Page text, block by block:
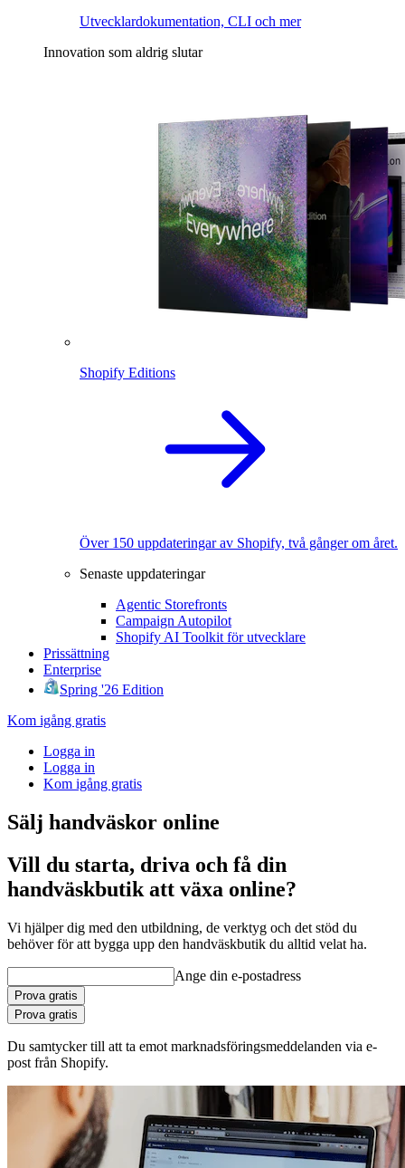
Utvecklardokumentation, CLI och mer
Innovation som aldrig slutar
Shopify Editions
Över 150 uppdateringar av Shopify, två gånger om året.
Senaste uppdateringar
Agentic Storefronts
Campaign Autopilot
Shopify AI Toolkit för utvecklare
Prissättning
Enterprise
Spring '26 Edition
Kom igång gratis
Logga in
Logga in
Kom igång gratis
Sälj handväskor online
Vill du starta, driva och få din
handväskbutik att växa online?
Vi hjälper dig med den utbildning, de verktyg och det stöd du
behöver för att bygga upp den handväskbutik du alltid velat ha.
Ange din e-postadress
Prova gratis
Prova gratis
Du samtycker till att ta emot marknadsföringsmeddelanden via e-
post från Shopify.